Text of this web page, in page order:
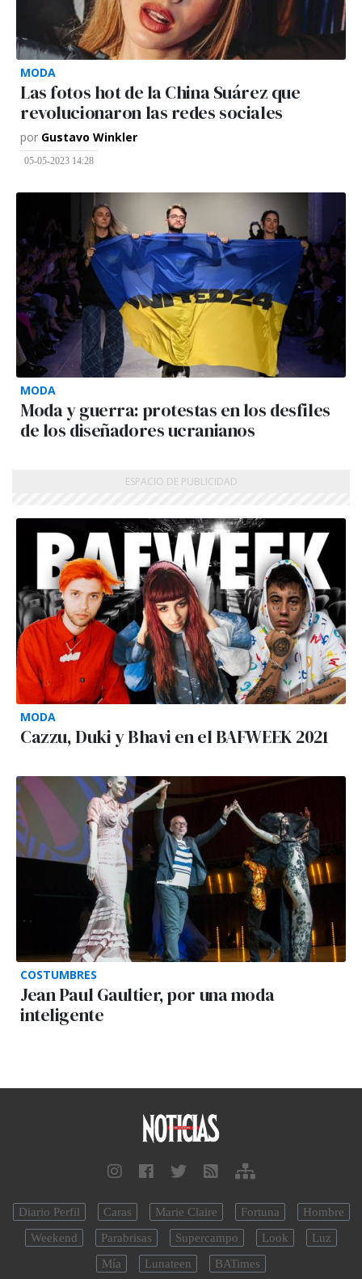
MODA
Las fotos hot de la China Suárez que
revolucionaron las redes sociales
por Gustavo Winkler
05-05-2023 14:28
MODA
Moda y guerra: protestas en los desfiles
de los diseñadores ucranianos
MODA
Cazzu, Duki y Bhavi en el BAFWEEK 2021
COSTUMBRES
Jean Paul Gaultier, por una moda
inteligente
Diario Perfil Caras Marie Claire Fortuna
Hombre
Weekend
Parabrisas Supercampo Look
Luz
Mía
Lunateen BATimes